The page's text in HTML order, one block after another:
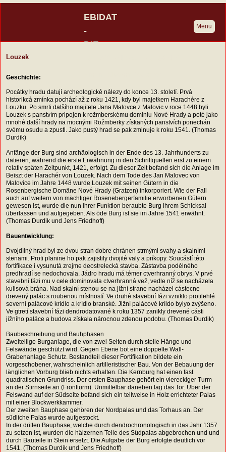
EBIDAT
-
DIE
Menu
Louzek
Geschichte:
Pocátky hradu datují archeologické nálezy do konce 13. století. Prvá
historikcá zmínka pochází až z roku 1421, kdy byl majetkem Harachére z
Louzku. Po smrti dalšího majitele Jana Malovce z Malovic v roce 1448 byli
Louzek s panstvím pripojen k rožmberskému dominiu Nové Hrady a poté jako
mnohé další hrady na mocnými Rožmberky získaných panstvích ponechán
svému osudu a zpustl. Jako pustý hrad se pak zminuje k roku 1541. (Thomas
Durdik)
Anfänge der Burg sind archäologisch in der Ende des 13. Jahrhunderts zu
datieren, während die erste Erwähnung in den Schriftquellen erst zu einem
relativ späten Zeitpunkt, 1421, erfolgt. Zu dieser Zeit befand sich die Anlage im
Beiszt der Harachér von Louzek. Nach dem Tode des Jan Malovec von
Malovice im Jahre 1448 wurde Louzek mit seinen Gütern in die
Rosenbergische Domäne Nové Hrady (Gratzen) inkorporiert. Wie der Fall
auch auf weitern von mächtiger Rosenebergerfamilie erworbenen Gütern
gewesen ist, wurde die nun ihrer Funktion beraubte Burg ihrem Schicksal
überlassen und aufgegeben. Als öde Burg ist sie im Jahre 1541 erwähnt.
(Thomas Durdik und Jens Friedhoff)
Bauentwicklung:
Dvojdílný hrad byl ze dvou stran dobre chránen strmými svahy a skalními
stenami. Proti planine ho pak zajistily dvojité valy a príkopy. Soucástí této
fortifikace i vysunutá zrejme deostrelecká stavba. Zástavba podélného
predhradí se nedochovala. Jádro hradu má témer ctverhranný obrys. V prvé
stavební fázi mu v cele dominovala ctverhranná vež, vedle níž se nacházela
kulisová brána. Nad skalní stenou se na jižní strane nacházel cástecne
drevený palác s roubenou místností. Ve druhé stavební fázi vzniklo protilehlé
severní palácové krídlo a krídlo branské. Jižní palácové kríldo bylyo zvýšeno.
Ve gtretí stavební fázi dendrodatované k roku 1357 zanikly drevené cásti
jižního paláce a budova získala nárocnou zdenou podobu. (Thomas Durdik)
Baubeschreibung und Bauhphasen
Zweiteilige Burganlage, die von zwei Seiten durch steile Hänge und
Felswände geschützt wird. Gegen Ebene bot eine doppelte Wall-
Grabenanlage Schutz. Bestandteil dieser Fortifikation bildete ein
vorgeschobener, wahrscheinlich artilleristischer Bau. Von der Bebauung der
länglichen Vorburg blieb nichts erhalten. Die Kernburg hat einen fast
quadratischen Grundriss. Der ersten Bauphase gehört ein viereckiger Turm
an der Stirnseite an (Frontturm). Unmittelbar daneben lag das Tor. Über der
Felswand auf der Südseite befand sich ein teilweise in Holz errichteter Palas
mit einer Blockwerkkammer.
Der zweiten Bauphase gehören der Nordpalas und das Torhaus an. Der
südliche Palas wurde aufgestockt.
In der dritten Bauphase, welche durch dendrochronologisch in das Jahr 1357
zu setzen ist, wurden die hälzernen Teile des Südpalas abgebrochen und und
durch Bauteile in Stein ersetzt. Die Aufgabe der Burg erfolgte deutlich vor
1541. (Thomas Durdik und Jens Friedhoff)